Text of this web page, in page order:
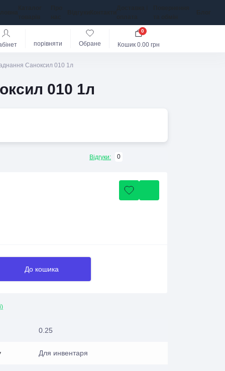
порівняти Обране Кошик 0.00 грн
0
Саноксил 010 1л
010 1л
Відгуки: 0
До кошика
0.25
Для инвентаря